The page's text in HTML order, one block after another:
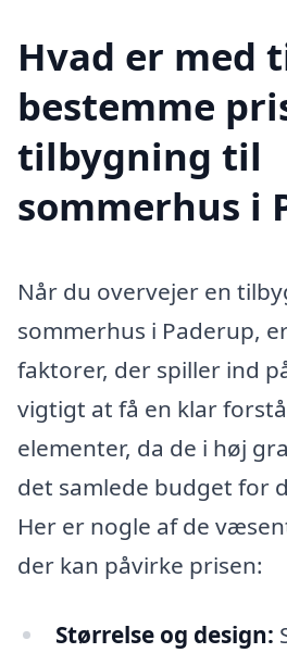
Hvad er med
bestemme
tilbygning til
sommerhus i
Når du overvejer en
sommerhus i Paderup,
faktorer, der spiller ind
vigtigt at få en klar
elementer, da de i høj
det samlede budget for
Her er nogle af de
der kan påvirke prisen:
Størrelse og design: